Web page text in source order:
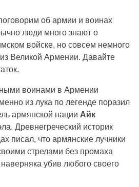
об армии и воинах
люди много знают о
войске, но совсем немного
Великой Армении. Давайте
воинами в Армении
из лука по легенде поразил
армянской нации Айк
Древнегреческий историк
писал, что армянские лучники
стрелами без промаха
убив любого своего